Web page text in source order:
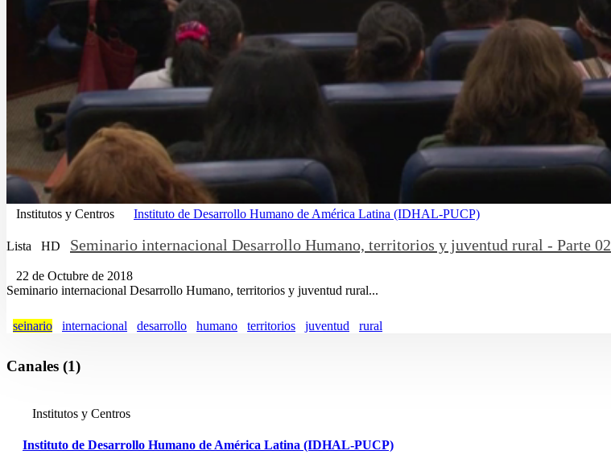
Institutos y Centros Instituto de Desarrollo Humano de América Latina (IDHAL-PUCP)
Lista HD Seminario internacional Desarrollo Humano, territorios y juventud rural - Parte 02
22 de Octubre de 2018
Seminario internacional Desarrollo Humano, territorios y juventud rural...
seinario internacional desarrollo humano territorios juventud rural
Canales (1)
Institutos y Centros
Instituto de Desarrollo Humano de América Latina (IDHAL-PUCP)